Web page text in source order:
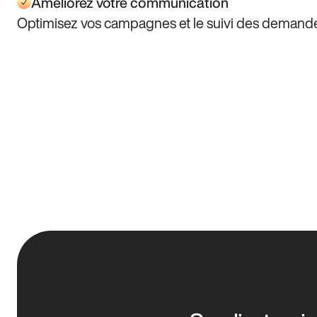
Optimisez vos campagnes et le suivi des